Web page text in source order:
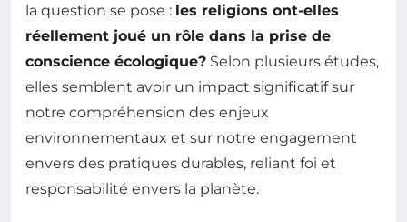
la question se pose : les religions ont-elles
réellement joué un rôle dans la prise de
conscience écologique? Selon plusieurs études,
elles semblent avoir un impact significatif sur
notre compréhension des enjeux
environnementaux et sur notre engagement
envers des pratiques durables, reliant foi et
responsabilité envers la planète.